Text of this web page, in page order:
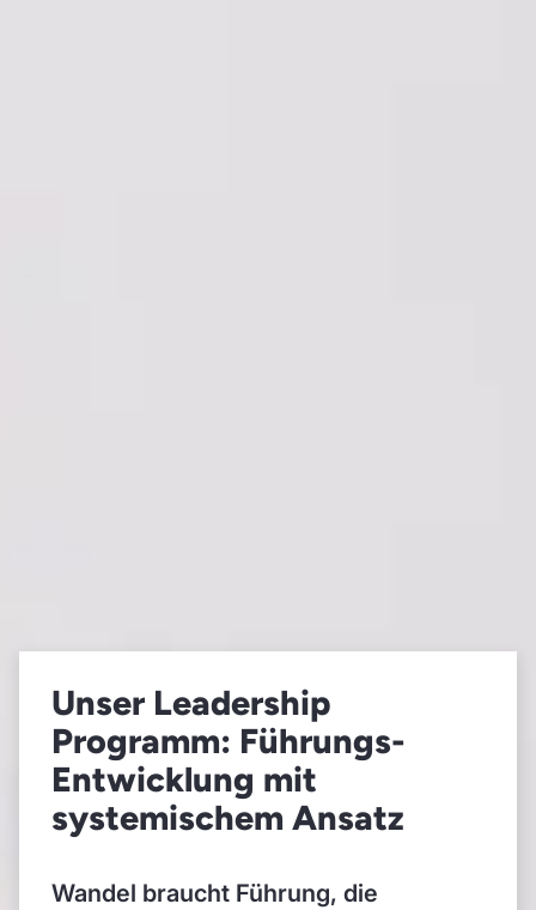
Unser Leadership
Programm: Führungs-
Entwicklung mit
systemischem Ansatz
Wandel braucht Führung, die